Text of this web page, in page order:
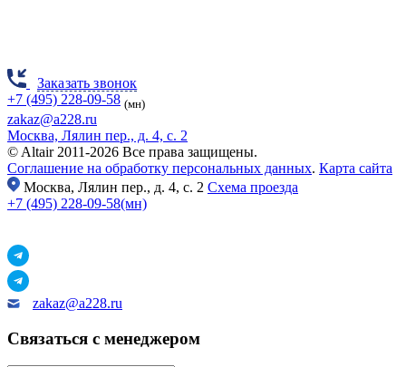
Заказать звонок
+7 (495) 228-09-58 (мн)
zakaz@a228.ru
Москва, Лялин пер., д. 4, с. 2
© Altair 2011-2026 Все права защищены.
Соглашение на обработку персональных данных. Карта сайта
Москва, Лялин пер., д. 4, с. 2 Схема проезда
+7 (495) 228-09-58(мн)
zakaz@a228.ru
Связаться с менеджером